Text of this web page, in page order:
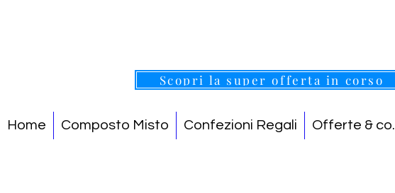
Scopri la super offerta in corso
Home Composto Misto Confezioni Regali Offerte & co.